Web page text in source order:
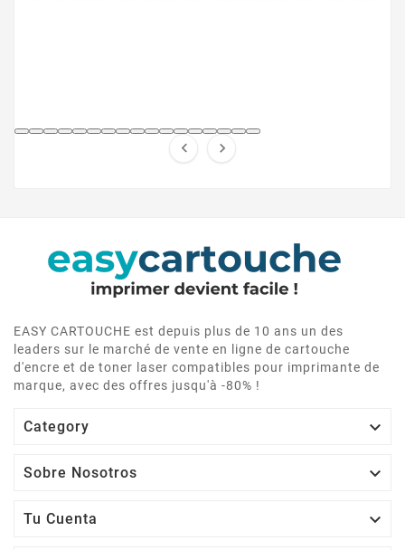
 
EASY CARTOUCHE est depuis plus de 10 ans un des
leaders sur le marché de vente en ligne de cartouche
d'encre et de toner laser compatibles pour imprimante de
marque, avec des offres jusqu'à -80% !
Category 
Sobre Nosotros 
Tu Cuenta 